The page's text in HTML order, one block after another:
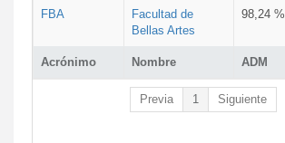
Acrónimo Nombre ADM
FBA
Facultad de
Bellas Artes
98,24 %
Previa 1 Siguiente